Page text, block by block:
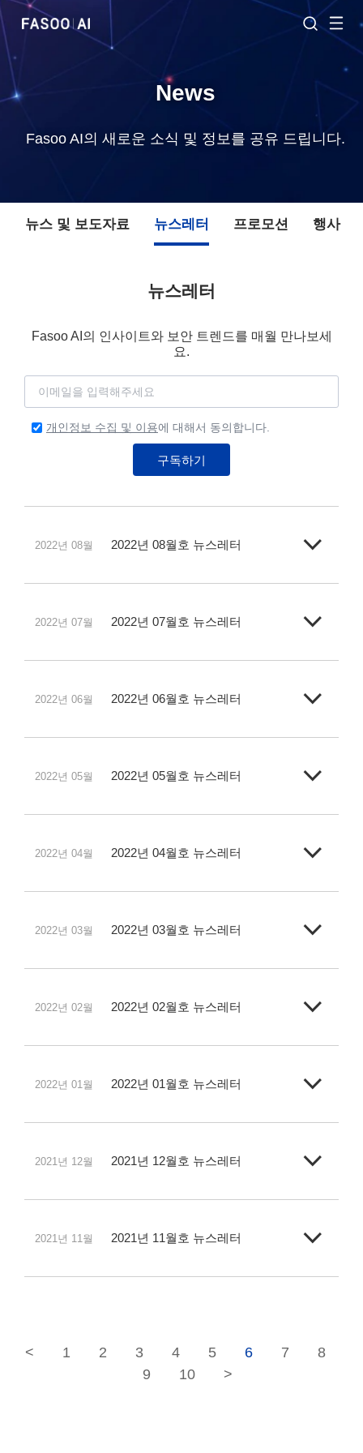
News
Fasoo AI의 새로운 소식 및 정보를 공유 드립니다.
뉴스 및 보도자료 뉴스레터 프로모션 행사
뉴스레터
Fasoo AI의 인사이트와 보안 트렌드를 매월 만나보세
요.
개인정보 수집 및 이용에 대해서 동의합니다.
구독하기
2022년 08월 2022년 08월호 뉴스레터
2022년 07월 2022년 07월호 뉴스레터
2022년 06월 2022년 06월호 뉴스레터
2022년 05월 2022년 05월호 뉴스레터
2022년 04월 2022년 04월호 뉴스레터
2022년 03월 2022년 03월호 뉴스레터
2022년 02월 2022년 02월호 뉴스레터
2022년 01월 2022년 01월호 뉴스레터
2021년 12월 2021년 12월호 뉴스레터
2021년 11월 2021년 11월호 뉴스레터
< 1 2 3 4 5 6 7
8
9
10 >